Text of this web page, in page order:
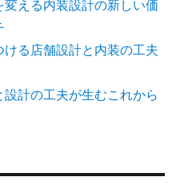
える内装設計の新しい価
る店舗設計と内装の工夫
計の工夫が生むこれから